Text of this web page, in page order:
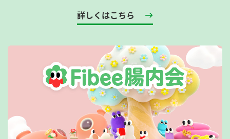
詳しくはこちら